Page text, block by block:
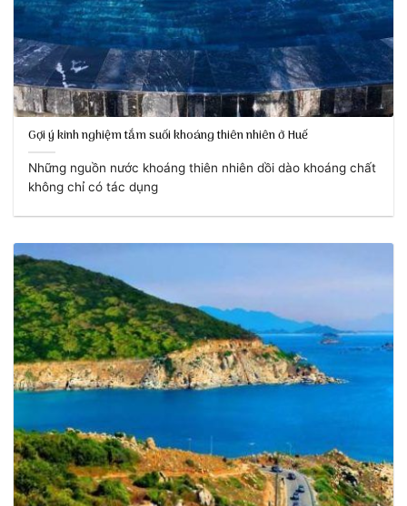
Gợi ý kinh nghiệm tắm suối khoáng thiên nhiên ở Huế
Những nguồn nước khoáng thiên nhiên dồi dào khoáng chất
không chỉ có tác dụng